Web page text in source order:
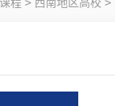
程 西南地区高校